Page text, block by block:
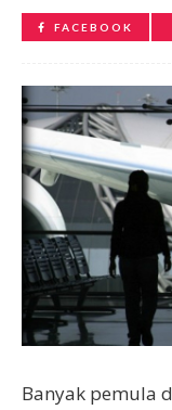
FACEBOOK
Banyak pemula